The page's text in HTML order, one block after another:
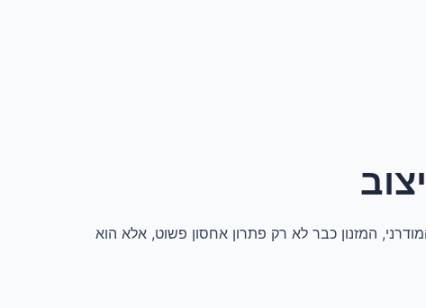
המזנון כבר לא רק פתרון אחסון פשוט, אלא הוא